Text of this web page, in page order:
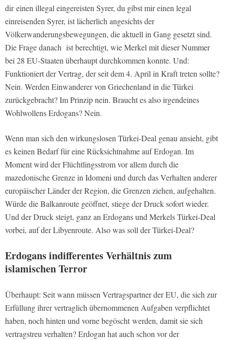
dir einen illegal eingereisten Syrer, du gibst mir einen legal
einreisenden Syrer, ist lächerlich angesichts der
Völkerwanderungsbewegungen, die aktuell in Gang gesetzt sind.
Die Frage danach ist berechtigt, wie Merkel mit dieser Nummer
bei 28 EU-Staaten überhaupt durchkommen konnte. Und:
Funktioniert der Vertrag, der seit dem 4. April in Kraft treten sollte?
Nein. Werden Einwanderer von Griechenland in die Türkei
zurückgebracht? Im Prinzip nein. Braucht es also irgendeines
Wohlwollens Erdogans? Nein.
Wenn man sich den wirkungslosen Türkei-Deal genau ansieht, gibt
es keinen Bedarf für eine Rücksichtnahme auf Erdogan. Im
Moment wird der Flüchtlingsstrom vor allem durch die
mazedonische Grenze in Idomeni und durch das Verhalten anderer
europäischer Länder der Region, die Grenzen ziehen, aufgehalten.
Würde die Balkanroute geöffnet, stiege der Druck sofort wieder.
Und der Druck steigt, ganz an Erdogans und Merkels Türkei-Deal
vorbei, auf der Libyenroute. Also was soll der Türkei-Deal?
Erdogans indifferentes Verhältnis zum
islamischen Terror
Überhaupt: Seit wann müssen Vertragspartner der EU, die sich zur
Erfüllung ihrer vertraglich übernommenen Aufgaben verpflichtet
haben, noch hinten und vorne begöscht werden, damit sie sich
vertragstreu verhalten? Erdogan hat auch schon vor der